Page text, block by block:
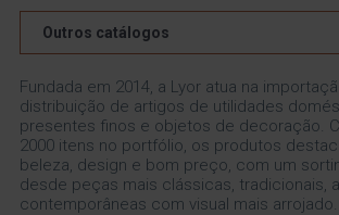
Outros catálogos
Fundada em 2014, a Lyor atua na
distribuição de artigos de utilidades
presentes finos e objetos de decoração.
2000 itens no portfólio, os produtos
beleza, design e bom preço, com um
desde peças mais clássicas, tradicionais,
contemporâneas com visual mais arrojado.